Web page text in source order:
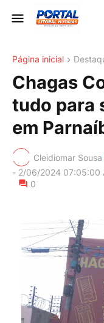
Página inicial
Chagas
tudo para
em
Cleidiomar Sousa
- 2/06/2024 07:05:00
0